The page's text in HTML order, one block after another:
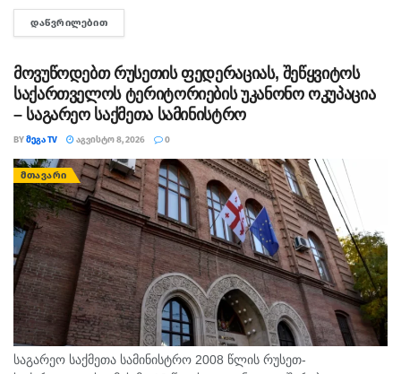
საგარეო საქმეთა სამინისტროს განცხადებაშია ნათქვამი,
რომელსაც უწყება 2008 წლის აგვისტოს ომთან დაკავშირებით
ᲓᲐᲬᲕᲠᲘᲚᲔᲑᲘᲗ
მოვუწოდებთ რუსეთის ფედერაციას, შეწყვიტოს
საქართველოს ტერიტორიების უკანონო ოკუპაცია
– საგარეო საქმეთა სამინისტრო
BYᲛᲔᲒᲐ TV ᲐᲒᲕᲘᲡᲢᲝ 8, 2026 0
ᲛᲗᲐᲕᲐᲠᲘ
საგარეო საქმეთა სამინისტრო 2008 წლის რუსეთ-